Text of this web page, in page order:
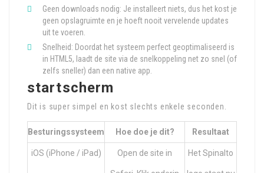
Geen downloads nodig: Je installeert niets, dus het kost je
geen opslagruimte en je hoeft nooit vervelende updates
uit te voeren.
Snelheid: Doordat het systeem perfect geoptimaliseerd is
in HTML5, laadt de site via de snelkoppeling net zo snel (of
zelfs sneller) dan een native app.
startscherm
Dit is super simpel en kost slechts enkele seconden.
Besturingssysteem Hoe doe je dit? Resultaat
iOS (iPhone / iPad) Open de site in Het Spinalto